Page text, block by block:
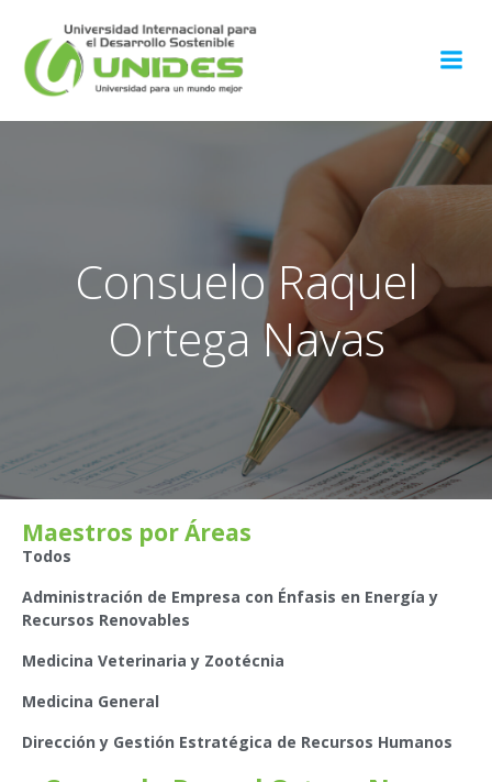
Consuelo Raquel
Ortega Navas
Maestros por Áreas
Todos
Administración de Empresa con Énfasis en Energía y
Recursos Renovables
Medicina Veterinaria y Zootécnia
Medicina General
Dirección y Gestión Estratégica de Recursos Humanos